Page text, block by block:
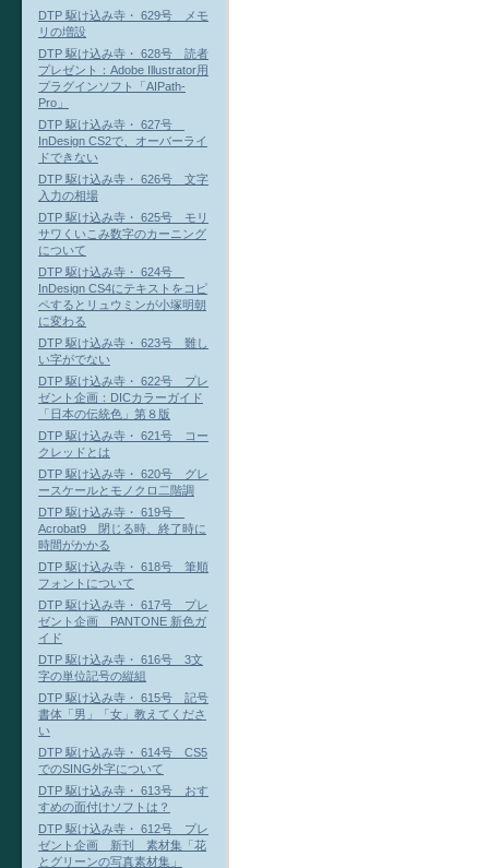
DTP 駆け込み寺・ 629号 メモ
リの増設
DTP 駆け込み寺・ 628号 読者
プレゼント：Adobe Illustrator用
プラグインソフト「AIPath-
Pro」
DTP 駆け込み寺・ 627号
InDesign CS2で、オーバーライ
ドできない
DTP 駆け込み寺・ 626号 文字
入力の相場
DTP 駆け込み寺・ 625号 モリ
サワくいこみ数字のカーニング
について
DTP 駆け込み寺・ 624号
InDesign CS4にテキストをコピ
ペするとリュウミンが小塚明朝
に変わる
DTP 駆け込み寺・ 623号 難し
い字がでない
DTP 駆け込み寺・ 622号 プレ
ゼント企画：DICカラーガイド
「日本の伝統色」第８版
DTP 駆け込み寺・ 621号 コー
クレッドとは
DTP 駆け込み寺・ 620号 グレ
ースケールとモノクロ二階調
DTP 駆け込み寺・ 619号
Acrobat9 閉じる時、終了時に
時間がかかる
DTP 駆け込み寺・ 618号 筆順
フォントについて
DTP 駆け込み寺・ 617号 プレ
ゼント企画 PANTONE 新色ガ
イド
DTP 駆け込み寺・ 616号 3文
字の単位記号の縦組
DTP 駆け込み寺・ 615号 記号
書体「男」「女」教えてくださ
い
DTP 駆け込み寺・ 614号 CS5
でのSING外字について
DTP 駆け込み寺・ 613号 おす
すめの面付けソフトは？
DTP 駆け込み寺・ 612号 プレ
ゼント企画 新刊 素材集「花
とグリーンの写真素材集」